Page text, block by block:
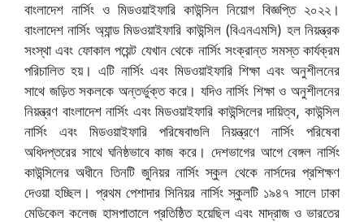
বাংলাদেশ নার্সিং ও মিডওয়াইফারি কাউন্সিল নিয়োগ বিজ্ঞপ্তি ২০২২।
বাংলাদেশ নার্সিং অ্যান্ড মিডওয়াইফারি কাউন্সিল (বিএনএমসি) হল নিয়ন্ত্রক
সংস্থা এবং ফোকাল পয়েন্ট যেখান থেকে নার্সিং সংক্রান্ত সমস্ত কার্যক্রম
পরিচালিত হয়। এটি নার্সিং এবং মিডওয়াইফারি শিক্ষা এবং অনুশীলনের
সাথে জড়িত সকলকে অন্তর্ভুক্ত করে। যদিও নার্সিং শিক্ষা ও অনুশীলনের
নিয়ন্ত্রণ বাংলাদেশ নার্সিং এবং মিডওয়াইফারি কাউন্সিলের দায়িত্ব, কাউন্সিল
নার্সিং এবং মিডওয়াইফারি পরিষেবাগুলি নিয়ন্ত্রণে নার্সিং পরিষেবা
অধিদপ্তরের সাথে ঘনিষ্ঠভাবে কাজ করে। দেশভাগের আগে বেঙ্গল নার্সিং
কাউন্সিলের অধীনে তিনটি জুনিয়র নার্সিং স্কুল থেকে নার্সদের প্রশিক্ষণ
দেওয়া হচ্ছিল। প্রথম পেশাদার সিনিয়র নার্সিং স্কুলটি ১৯৪৭ সালে ঢাকা
মেডিকেল কলেজ হাসপাতালে প্রতিষ্ঠিত হয়েছিল এবং মাদ্রাজ ও ভারতের